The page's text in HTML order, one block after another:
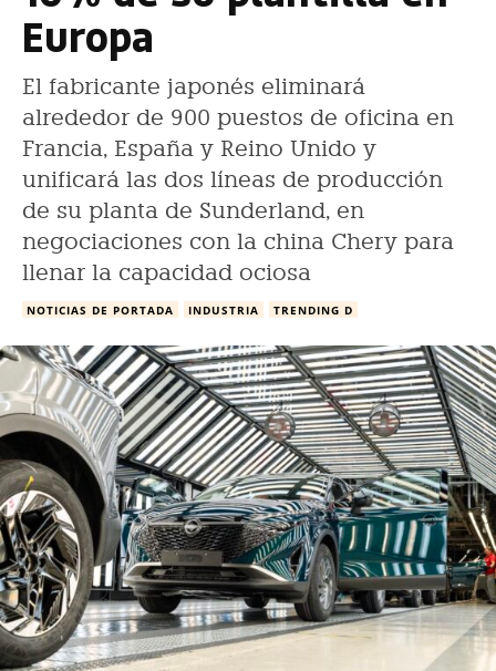
Europa
El fabricante japonés eliminará
alrededor de 900 puestos de oficina en
Francia, España y Reino Unido y
unificará las dos líneas de producción
de su planta de Sunderland, en
negociaciones con la china Chery para
llenar la capacidad ociosa
NOTICIAS DE PORTADA INDUSTRIA TRENDING D